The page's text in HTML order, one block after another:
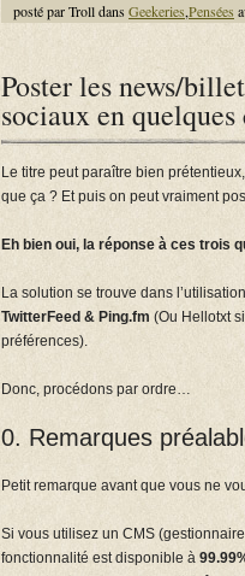
posté par Troll dans Geekeries,Pensées
Poster les news/
sociaux en
Le titre peut paraître bien
que ça ? Et puis on peut vraiment
Eh bien oui, la réponse à ces trois
La solution se trouve dans
TwitterFeed & Ping.fm (Ou Hellotxt
préférences).
Donc, procédons par ordre…
0. Remarques
Petit remarque avant que vous ne
Si vous utilisez un CMS
fonctionnalité est disponible à